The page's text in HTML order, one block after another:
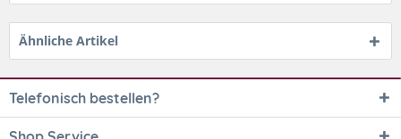
Ähnliche Artikel
Telefonisch bestellen?